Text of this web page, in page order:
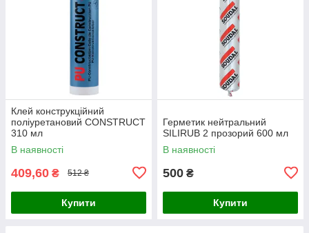
Клей конструкційний
поліуретановий CONSTRUCT
310 мл
В наявності
409,60 ₴ 512 ₴
Купити
Герметик нейтральний
SILIRUB 2 прозорий 600 мл
В наявності
500 ₴
Купити